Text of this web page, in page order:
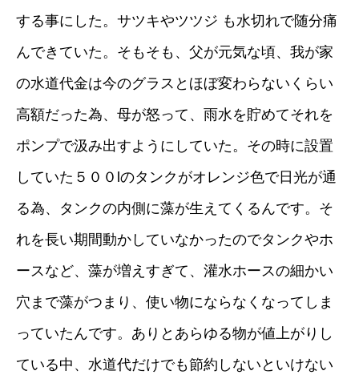
する事にした。サツキやツツジ も水切れで随分痛
んできていた。そもそも、父が元気な頃、我が家
の水道代金は今のグラスとほぼ変わらないくらい
高額だった為、母が怒って、雨水を貯めてそれを
ポンプで汲み出すようにしていた。その時に設置
していた５００lのタンクがオレンジ色で日光が通
る為、タンクの内側に藻が生えてくるんです。そ
れを長い期間動かしていなかったのでタンクやホ
ースなど、藻が増えすぎて、灌水ホースの細かい
穴まで藻がつまり、使い物にならなくなってしま
っていたんです。ありとあらゆる物が値上がりし
ている中、水道代だけでも節約しないといけない